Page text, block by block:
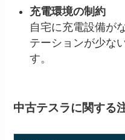
充電環境の制約
自宅に充電設備が
テーションが少な
す。
中古テスラに関する